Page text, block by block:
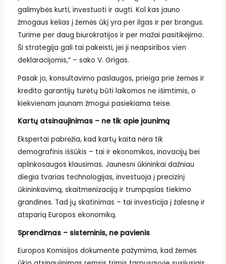
galimybės kurti, investuoti ir augti. Kol kas jauno
žmogaus kelias į žemės ūkį yra per ilgas ir per brangus.
Turime per daug biurokratijos ir per mažai pasitikėjimo.
Ši strategija gali tai pakeisti, jei ji neapsiribos vien
deklaracijomis,“ – sako V. Grigas.
Pasak jo, konsultavimo paslaugos, prieiga prie žemės ir
kredito garantijų turėtų būti laikomos ne išimtimis, o
kiekvienam jaunam žmogui pasiekiama teise.
Kartų atsinaujinimas – ne tik apie jaunimą
Ekspertai pabrėžia, kad kartų kaita nėra tik
demografinis iššūkis – tai ir ekonomikos, inovacijų bei
aplinkosaugos klausimas. Jaunesni ūkininkai dažniau
diegia tvarias technologijas, investuoja į precizinį
ūkininkavimą, skaitmenizaciją ir trumpąsias tiekimo
grandines. Tad jų skatinimas – tai investicija į žalesnę ir
atsparią Europos ekonomiką.
Sprendimas – sisteminis, ne pavienis
Europos Komisijos dokumente pažymima, kad žemės